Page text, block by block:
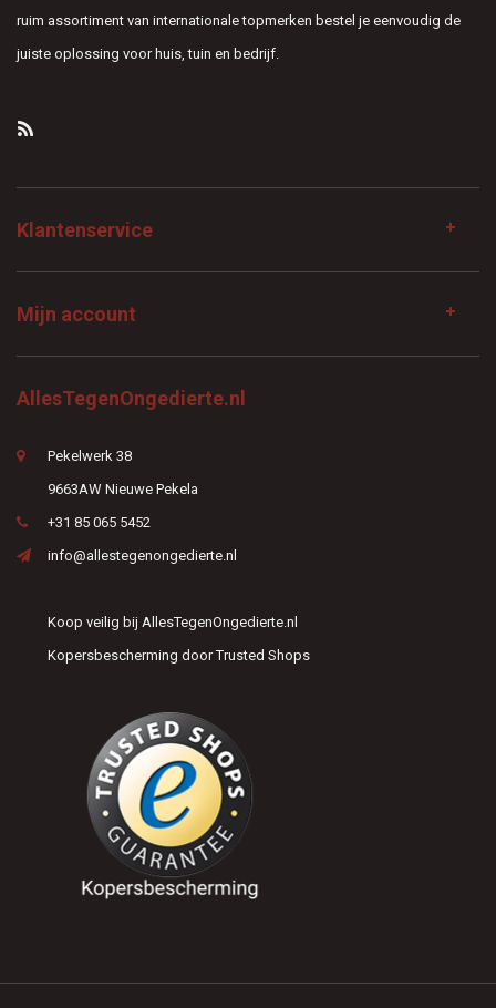
ruim assortiment van internationale topmerken bestel je eenvoudig de
juiste oplossing voor huis, tuin en bedrijf.
Klantenservice
Mijn account
AllesTegenOngedierte.nl
Pekelwerk 38
9663AW Nieuwe Pekela
+31 85 065 5452
info@allestegenongedierte.nl
Koop veilig bij AllesTegenOngedierte.nl
Kopersbescherming door Trusted Shops